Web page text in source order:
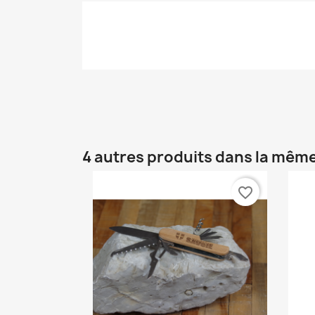
4 autres produits dans la
favorite_border